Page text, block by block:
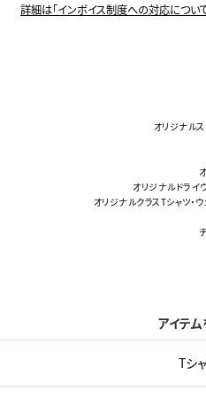
詳細は「インボイス制度への対応について
オリジナル
オリジナルドライ
オリジナルクラスTシャツ・
アイテ
Tシ